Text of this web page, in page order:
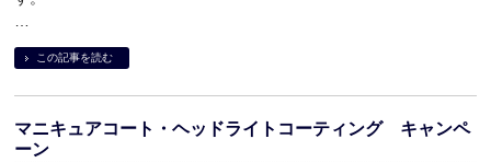
この記事を読む
マニキュアコート・ヘッドライトコーティング キャンペ
ーン